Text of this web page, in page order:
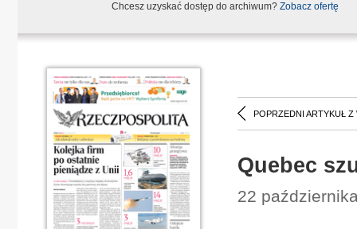
Chcesz uzyskać dostęp do archiwum? Zobacz ofertę
POPRZEDNI ARTYKUŁ Z
Quebec
22